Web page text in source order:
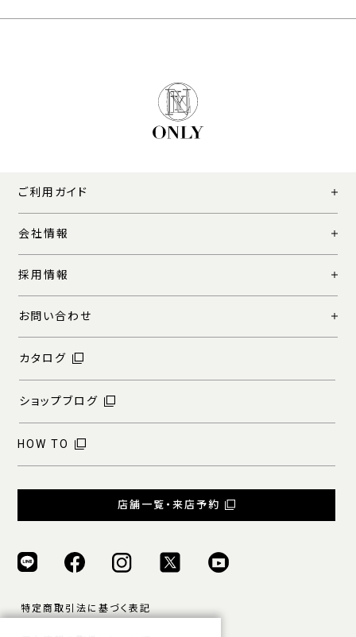
ご利用ガイド
会社情報
採用情報
お問い合わせ
カタログ
ショップブログ
HOW TO
店舗一覧・来店予約
特定商取引法に基づく表記